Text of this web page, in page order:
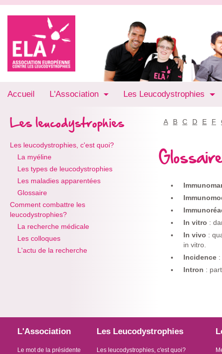
Accueil L'Association Les Leucodystrophies
Les leucodystrophies
Les leucodystrophies, c'est quoi?
La myéline
Les types de leucodystrophies
Les maladies apparentées
Glossaire
Comment combattre les
leucodystrophies?
La recherche médicale
Les colloques
L'actu de la recherche
A B C D E F
In vitro :
In vivo :
in vitro.
Incidence:
Intron :
L'Association
Le mot de la présidente
Les Leucodystrophies
Les leucodystrophies, c'est quoi?